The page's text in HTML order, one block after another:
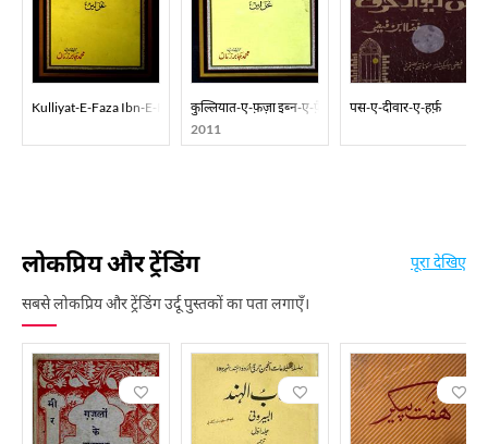
Kulliyat-E-Faza Ibn-E-Faizi
कुल्लियात-ए-फ़ज़ा इब्न-ए-फ़ैज़ी
2011
पस-ए-दीवार-ए-हर्फ़
लोकप्रिय और ट्रेंडिंग
सबसे लोकप्रिय और ट्रेंडिंग उर्दू पुस्तकों का पता लगाएँ।
पूरा देखिए